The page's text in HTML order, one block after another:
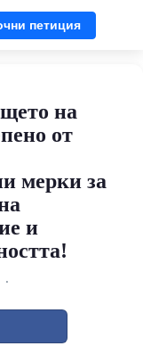
петиция
на
от
мерки за
и
·